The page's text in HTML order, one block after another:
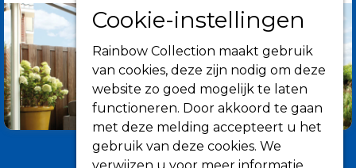
Cookie-instellingen
Rainbow Collection maakt gebruik
van cookies, deze zijn nodig om deze
website zo goed mogelijk te laten
functioneren. Door akkoord te gaan
met deze melding accepteert u het
gebruik van deze cookies. We